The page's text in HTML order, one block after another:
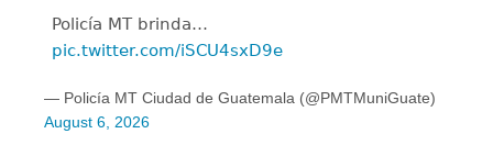
Policía MT brinda…
pic.twitter.com/iSCU4sxD9e
— Policía MT Ciudad de Guatemala (@PMTMuniGuate)
August 6, 2026